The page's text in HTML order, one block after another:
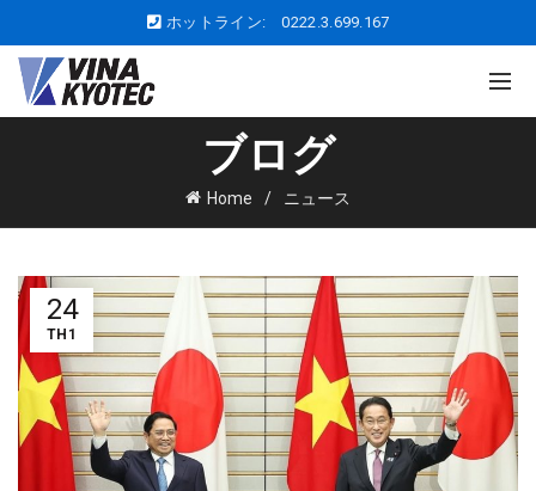
ホットライン: 0222.3.699.167
ブログ
Home ニュース
24
TH1